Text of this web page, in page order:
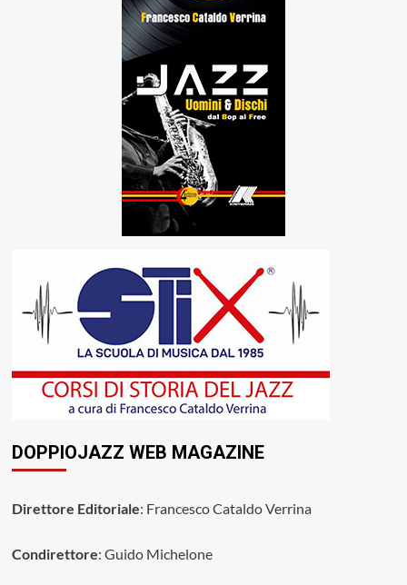
DOPPIOJAZZ WEB MAGAZINE
Direttore Editoriale: Francesco Cataldo Verrina
Condirettore: Guido Michelone